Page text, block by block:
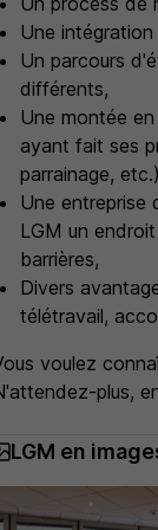
Une
Un parcours
différents,
Une montée
ayant fait ses
parrainage,
Une entreprise
LGM un
barrières,
Divers
télétravail,
voulez
plus,
LGM en